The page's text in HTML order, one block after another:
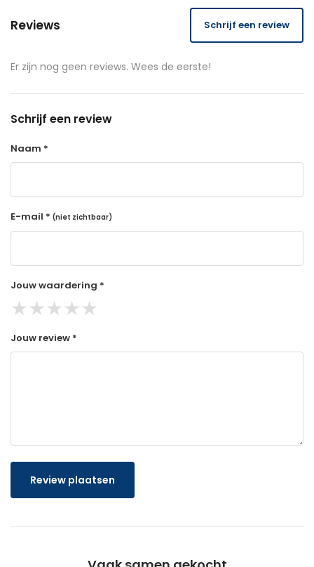
Reviews Schrijf een review
Er zijn nog geen reviews. Wees de eerste!
Schrijf een review
Naam *
E-mail * (niet zichtbaar)
Jouw waardering *
★★★★★
Jouw review *
Review plaatsen